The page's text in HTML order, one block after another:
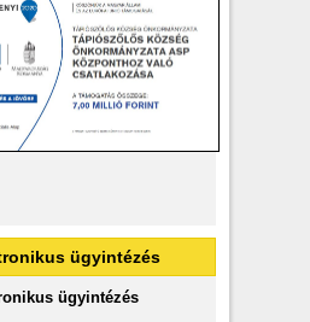
ügyintézés
ügyintézés